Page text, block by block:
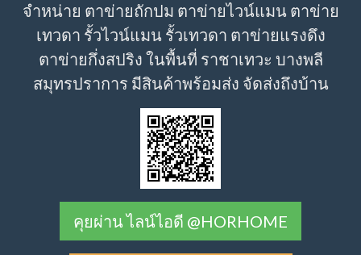
จำหน่าย ตาข่ายถักปม ตาข่ายไวน์แมน ตาข่าย
เทวดา รั้วไวน์แมน รั้วเทวดา ตาข่ายแรงดึง
ตาข่ายกึ่งสปริง ในพื้นที่ ราชาเทวะ บางพลี
สมุทรปราการ มีสินค้าพร้อมส่ง จัดส่งถึงบ้าน
คุยผ่าน ไลน์ไอดี @HORHOME